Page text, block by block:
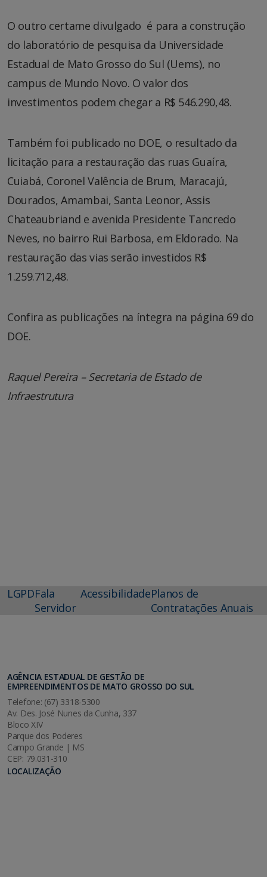
O outro certame divulgado é para a construção
do laboratório de pesquisa da Universidade
Estadual de Mato Grosso do Sul (Uems), no
campus de Mundo Novo. O valor dos
investimentos podem chegar a R$ 546.290,48.
Também foi publicado no DOE, o resultado da
licitação para a restauração das ruas Guaíra,
Cuiabá, Coronel Valência de Brum, Maracajú,
Dourados, Amambai, Santa Leonor, Assis
Chateaubriand e avenida Presidente Tancredo
Neves, no bairro Rui Barbosa, em Eldorado. Na
restauração das vias serão investidos R$
1.259.712,48.
Confira as publicações na íntegra na página 69 do
DOE.
Raquel Pereira – Secretaria de Estado de
Infraestrutura
LGPDFala
Servidor
AcessibilidadePlanos de
Contratações Anuais
AGÊNCIA ESTADUAL DE GESTÃO DE
EMPREENDIMENTOS DE MATO GROSSO DO SUL
Telefone: (67) 3318-5300
Av. Des. José Nunes da Cunha, 337
Bloco XIV
Parque dos Poderes
Campo Grande | MS
CEP: 79.031-310
LOCALIZAÇÃO